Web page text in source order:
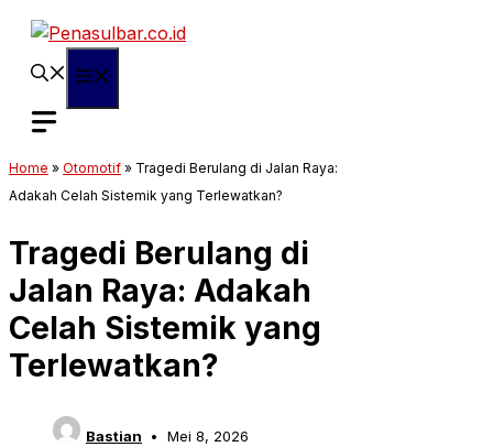
Langsung
Home » Otomotif » Tragedi Berulang di Jalan Raya:
Adakah Celah Sistemik yang Terlewatkan?
Tragedi Berulang di
Jalan Raya: Adakah
Celah Sistemik yang
Terlewatkan?
Bastian Mei 8, 2026